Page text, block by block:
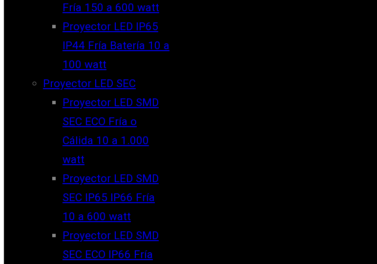
Fría 150 a 600 watt
Proyector LED IP65
IP44 Fría Batería 10 a
100 watt
Proyector LED SEC
Proyector LED SMD
SEC ECO Fría o
Cálida 10 a 1.000
watt
Proyector LED SMD
SEC IP65 IP66 Fría
10 a 600 watt
Proyector LED SMD
SEC ECO IP66 Fría